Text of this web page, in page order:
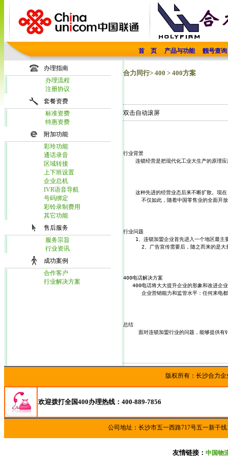
首 页 产品与功能 靓号查询
办理指南
办理流程
注册协议
套餐资费
标准资费
特惠资费
附加功能
彩玲功能
通话录音
区域转接
上下班设置
企业总机
IVR语音导航
号码绑定
彩铃录制费用
其它功能
售后服务
服务宗旨
行业资讯
成功案例
合作客户
行业解决方案
合力同行> 400 > 400方案
双击自动滚屏
行业背景
连锁经营是把现代化工业大生产的原理应
这种先进的经营业态后来不断扩散。现在
不仅如此，随着中国零售业的全面开放
行业问题
1、连锁加盟企业首先进入一个地区最主
2、广告宣传需要后，随之而来的是大
400电话解决方案
400电话将大大提升企业的形象和改进企
企业营销能力和监管水平：任何来电都
总结
面对连锁加盟行业的问题，能够提供有
版权所有：长沙
欢迎拨打全国400办理热线：400-889-7856
公司地址：长沙市五一西路717号五一
友情链接： 中国物